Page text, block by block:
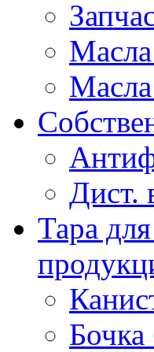
Дист.
Тара
Бочка